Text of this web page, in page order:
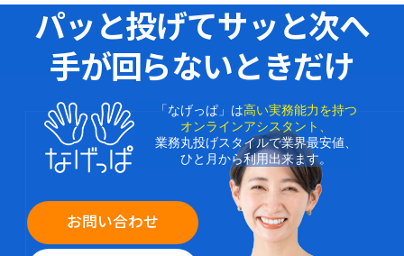
パッと投げてサッと次へ
手が回らないときだけ
「なげっぱ」は高い実務能力を持つ
オンラインアシスタント、
業務丸投げスタイルで業界最安値、
ひと月から利用出来ます。
お問い合わせ